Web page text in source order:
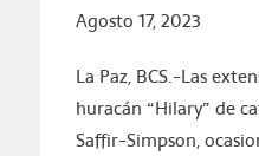
Agosto 17, 2023
La Paz, BCS.-Las
huracán “Hilary” de
Saffir-Simpson,